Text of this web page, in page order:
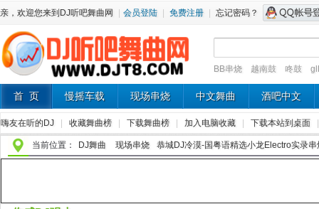
亲，欢迎您来到DJ听吧舞曲网 会员登陆 免费注册 忘记密码？
BB串烧 越南鼓 咚鼓
首 页 慢摇车载 现场串烧 中文舞曲 酒吧中文
嗨友在听的DJ 收藏舞曲榜 下载舞曲榜 加入电脑收藏 下载本站到桌面
当前位置： DJ舞曲 现场串烧 恭城DJ冷漠-国粤语精选小龙Electro实录串